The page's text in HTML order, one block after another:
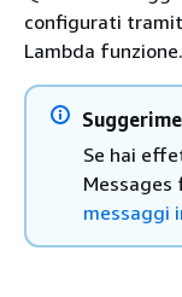
configurati
Lambda funzione.
Se hai
Messages
messaggi